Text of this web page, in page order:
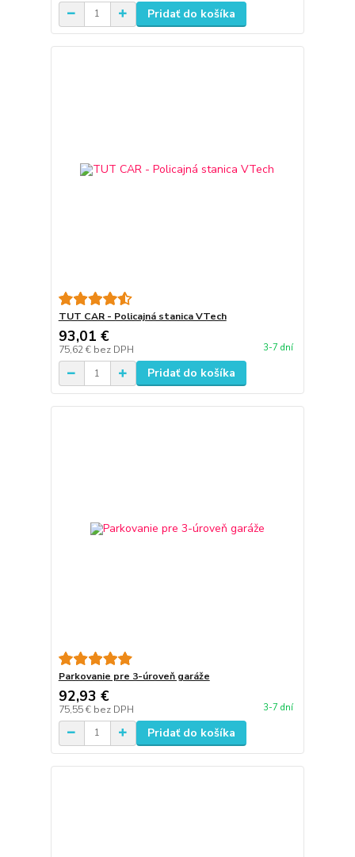
Pridať do košíka
TUT CAR - Policajná stanica VTech
93,01 €
75,62 € bez DPH 3-7 dní
Pridať do košíka
Parkovanie pre 3-úroveň garáže
92,93 €
75,55 € bez DPH 3-7 dní
Pridať do košíka